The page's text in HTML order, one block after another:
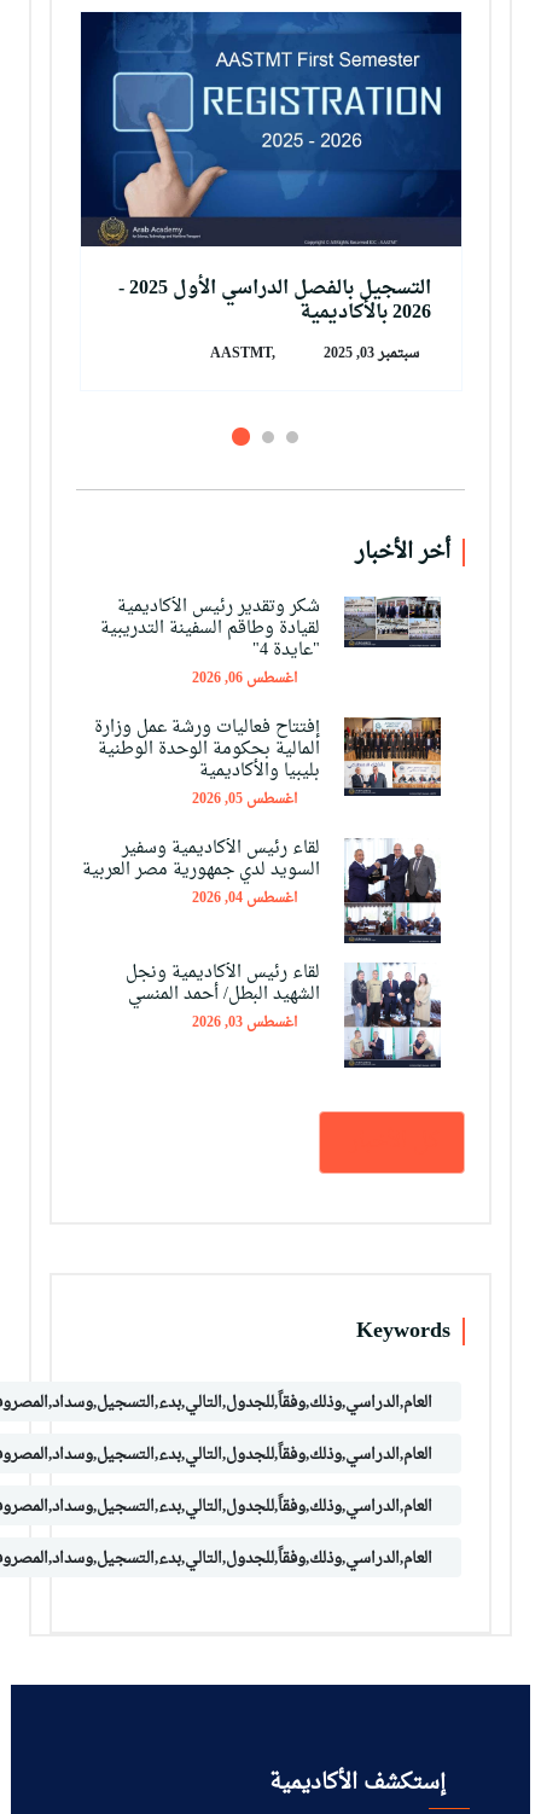
التسجيل بالفصل الدراسي الأول 2025 -
2026 بالأكاديمية
سبتمبر 03, 2025 AASTMT,
أخر الأخبار
شكر وتقدير رئيس الأكاديمية
لقيادة وطاقم السفينة التدريبية
"عايدة 4"
اغسطس 06, 2026
إفتتاح فعاليات ورشة عمل وزارة
المالية بحكومة الوحدة الوطنية
بليبيا والأكاديمية
اغسطس 05, 2026
لقاء رئيس الأكاديمية وسفير
السويد لدي جمهورية مصر العربية
اغسطس 04, 2026
لقاء رئيس الأكاديمية ونجل
الشهيد البطل/ أحمد المنسي
اغسطس 03, 2026
Keywords
إستكشف الأكاديمية